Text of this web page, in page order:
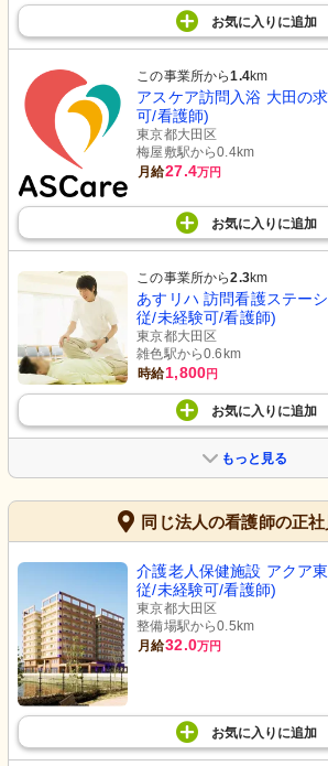
お気に入り に追加
この事業所から1.4km
アスケア訪問入浴 大田の
可/看護師)
東京都大田区
梅屋敷駅から0.4km
月給27.4万円
お気に入り に追加
この事業所から2.3km
あすリハ 訪問看護ステー
従/未経験可/看護師)
東京都大田区
雑色駅から0.6km
時給1,800円
お気に入り に追加
もっと見る
同じ法人の看護師の正社
介護老人保健施設 アクア
従/未経験可/看護師)
東京都大田区
整備場駅から0.5km
月給32.0万円
お気に入り に追加